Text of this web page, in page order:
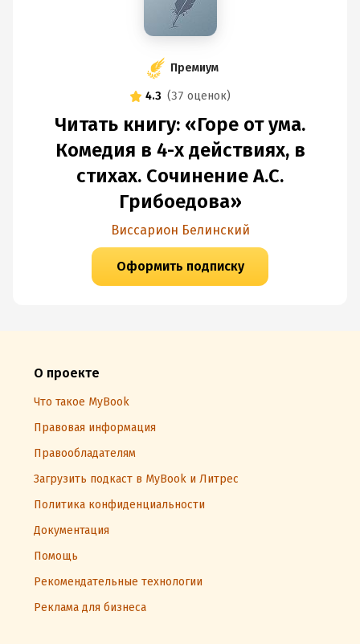
Премиум
4.3 (37 оценок)
Читать книгу: «Горе от ума.
Комедия в 4-х действиях, в
стихах. Сочинение А.С.
Грибоедова»
Виссарион Белинский
Оформить подписку
О проекте
Что такое MyBook
Правовая информация
Правообладателям
Загрузить подкаст в MyBook и Литрес
Политика конфиденциальности
Документация
Помощь
Рекомендательные технологии
Реклама для бизнеса